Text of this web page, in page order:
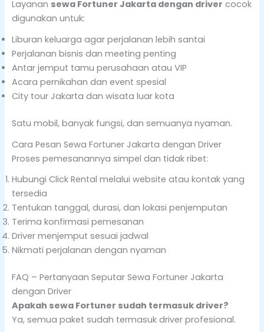
Layanan sewa Fortuner Jakarta dengan driver cocok
digunakan untuk:
Liburan keluarga agar perjalanan lebih santai
Perjalanan bisnis dan meeting penting
Antar jemput tamu perusahaan atau VIP
Acara pernikahan dan event spesial
City tour Jakarta dan wisata luar kota
Satu mobil, banyak fungsi, dan semuanya nyaman.
Cara Pesan Sewa Fortuner Jakarta dengan Driver
Proses pemesanannya simpel dan tidak ribet:
Hubungi Click Rental melalui website atau kontak yang
tersedia
Tentukan tanggal, durasi, dan lokasi penjemputan
Terima konfirmasi pemesanan
Driver menjemput sesuai jadwal
Nikmati perjalanan dengan nyaman
FAQ – Pertanyaan Seputar Sewa Fortuner Jakarta
dengan Driver
Apakah sewa Fortuner sudah termasuk driver?
Ya, semua paket sudah termasuk driver profesional.